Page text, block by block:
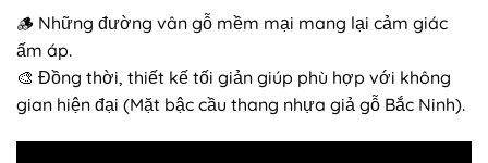
🪵 Những đường vân gỗ mềm mại mang lại cảm giác
ấm áp.
🎨 Đồng thời, thiết kế tối giản giúp phù hợp với không
gian hiện đại (Mặt bậc cầu thang nhựa giả gỗ Bắc Ninh).